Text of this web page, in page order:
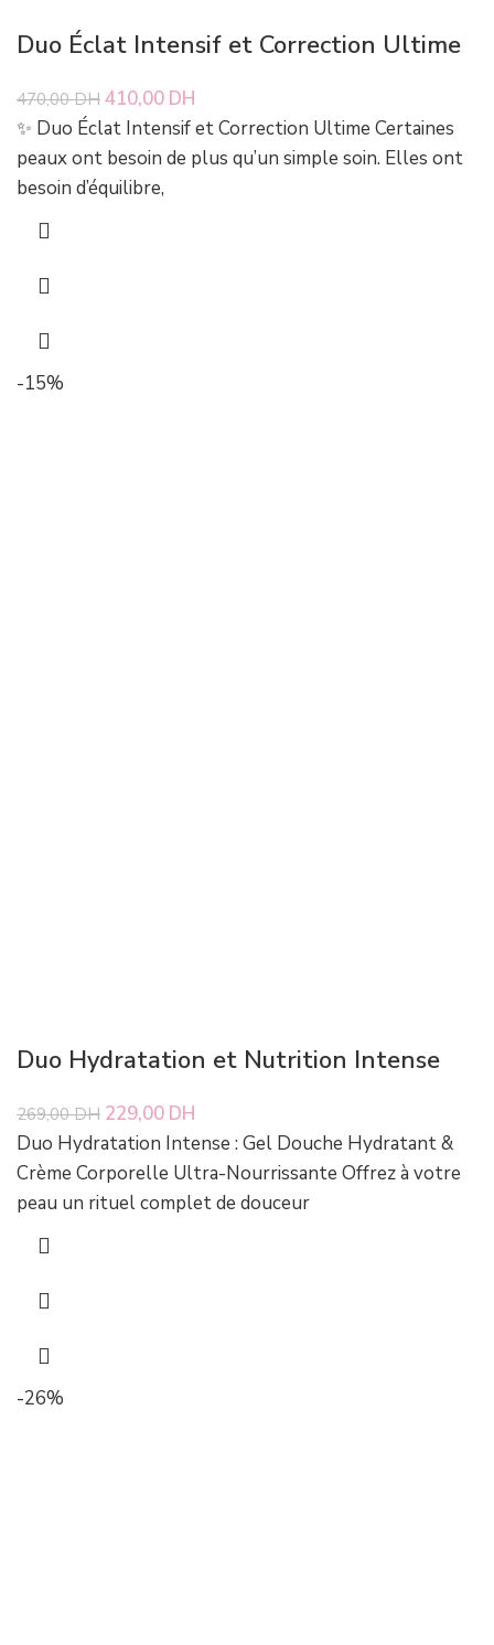
Duo Éclat Intensif et Correction Ultime
470,00DH Le prix initial était : 470,00 DH.
410,00 DH
✨ Duo Éclat Intensif et Correction Ultime Certaines
peaux ont besoin de plus qu’un simple soin. Elles ont
besoin d’équilibre,
-15%
Duo Hydratation et Nutrition Intense
269,00DH Le prix initial était : 269,00 DH.
229,00 DH
Duo Hydratation Intense : Gel Douche Hydratant &
Crème Corporelle Ultra-Nourrissante Offrez à votre
peau un rituel complet de douceur
-26%